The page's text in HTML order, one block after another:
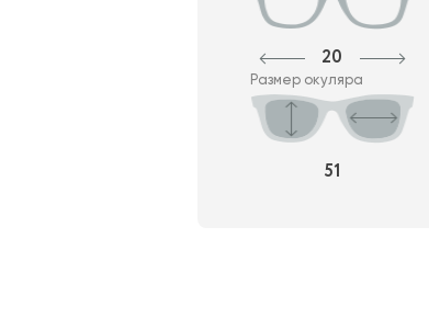
20
Размер окуляра
51